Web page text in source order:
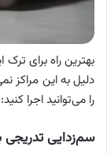
بهترین راه برای
دلیل به این مراکز
را می‌توانید اجرا کنید:
سم‌زدایی تدریجی